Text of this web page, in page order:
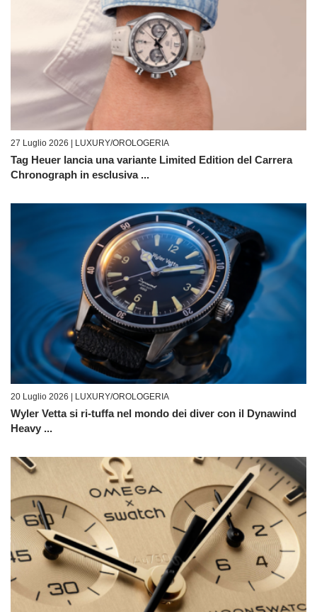
27 Luglio 2026 | LUXURY/OROLOGERIA
Tag Heuer lancia una variante Limited Edition del Carrera
Chronograph in esclusiva ...
20 Luglio 2026 | LUXURY/OROLOGERIA
Wyler Vetta si ri-tuffa nel mondo dei diver con il Dynawind
Heavy ...